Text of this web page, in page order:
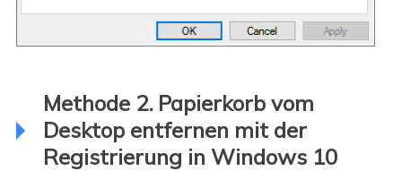
Methode 2. Papierkorb vom
Desktop entfernen mit der
Registrierung in Windows 10